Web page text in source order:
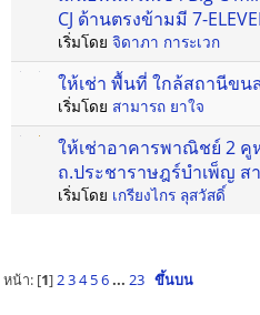
CJ ด้านตรงข้ามมี 7-
เริ่มโดย จิดาภา การะเวก
ให้เช่า พื้นที่ ใกล้สถานีขน
เริ่มโดย สามารถ ยาใจ
ให้เช่าอาคารพาณิชย์ 2 คู
ถ.ประชาราษฎร์บำเพ็ญ ส
เริ่มโดย เกรียงไกร ลุสวัสดิ์
หน้า: [1]2 3 4 5 6 ... 23 ขึ้นบน